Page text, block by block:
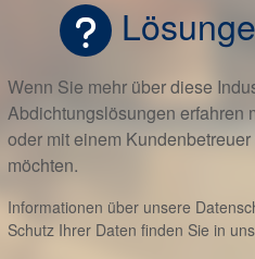
Wenn Sie mehr über diese
Abdichtungslösungen erfahren
oder mit einem
möchten.
Informationen über unsere
Schutz Ihrer Daten finden Sie in